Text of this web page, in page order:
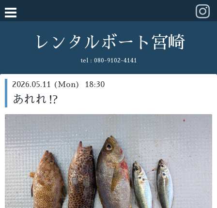
レンタルボート宮崎
tel : 080-9102-4141
2026.05.11 (Mon) 18:30
あれれ⁉️